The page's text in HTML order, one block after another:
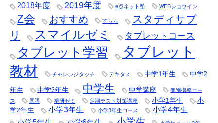
2018年度 2019年度 e点ネット塾 WEBショウイン
Z会 おすすめ すらら
スタディサプ
リ
スマイルゼミ タブレットコース
タブレット学習
タブレット
教材
チャレンジタッチ デキタス 中学1年生 中学2
年生 中学3年生 中学生 中学講座
個別指導コー
ス
国語 学研ゼミ 定期テスト対策講座 小学1年生
小
学2年生
小学3年生 小学3年生コース
小学4年生